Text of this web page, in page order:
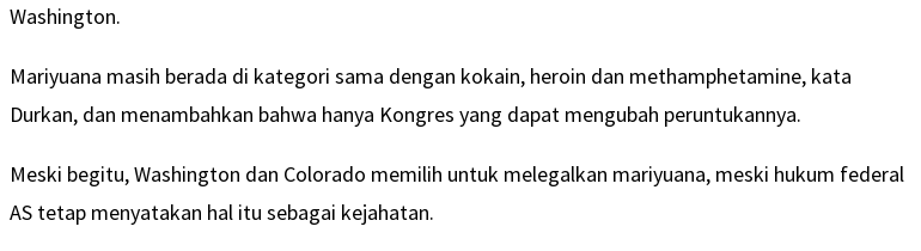
Washington.
Mariyuana masih berada di kategori sama dengan kokain, heroin dan methamphetamine, kata
Durkan, dan menambahkan bahwa hanya Kongres yang dapat mengubah peruntukannya.
Meski begitu, Washington dan Colorado memilih untuk melegalkan mariyuana, meski hukum federal
AS tetap menyatakan hal itu sebagai kejahatan.